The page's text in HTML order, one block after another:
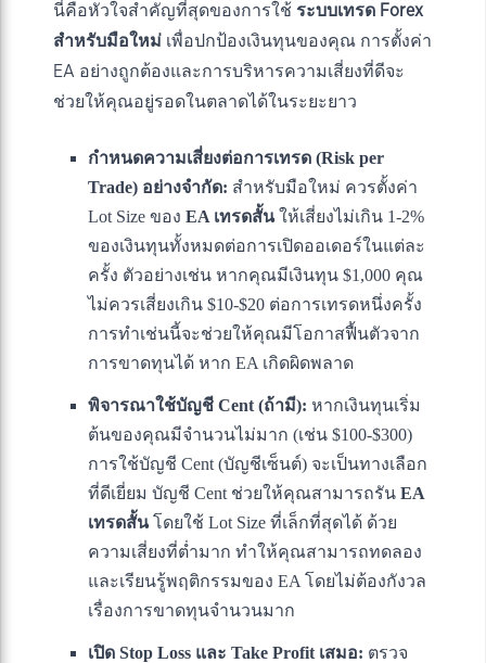
นี่คือหัวใจสำคัญที่สุดของการใช้ ระบบเทรด Forex
สำหรับมือใหม่ เพื่อปกป้องเงินทุนของคุณ การตั้งค่า
EA อย่างถูกต้องและการบริหารความเสี่ยงที่ดีจะ
ช่วยให้คุณอยู่รอดในตลาดได้ในระยะยาว
กำหนดความเสี่ยงต่อการเทรด (Risk per
Trade) อย่างจำกัด: สำหรับมือใหม่ ควรตั้งค่า
Lot Size ของ EA เทรดสั้นให้เสี่ยงไม่เกิน 1-2%
ของเงินทุนทั้งหมดต่อการเปิดออเดอร์ในแต่ละ
ครั้ง ตัวอย่างเช่น หากคุณมีเงินทุน $1,000 คุณ
ไม่ควรเสี่ยงเกิน $10-$20 ต่อการเทรดหนึ่งครั้ง
การทำเช่นนี้จะช่วยให้คุณมีโอกาสฟื้นตัวจาก
การขาดทุนได้ หาก EA เกิดผิดพลาด
พิจารณาใช้บัญชี Cent (ถ้ามี): หากเงินทุนเริ่ม
ต้นของคุณมีจำนวนไม่มาก (เช่น $100-$300)
การใช้บัญชี Cent (บัญชีเซ็นต์) จะเป็นทางเลือก
ที่ดีเยี่ยม บัญชี Cent ช่วยให้คุณสามารถรัน EA
เทรดสั้นโดยใช้ Lot Size ที่เล็กที่สุดได้ ด้วย
ความเสี่ยงที่ต่ำมาก ทำให้คุณสามารถทดลอง
และเรียนรู้พฤติกรรมของ EA โดยไม่ต้องกังวล
เรื่องการขาดทุนจำนวนมาก
เปิด Stop Loss และ Take Profit เสมอ: ตรวจ